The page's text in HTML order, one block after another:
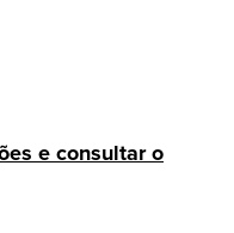
e consultar o